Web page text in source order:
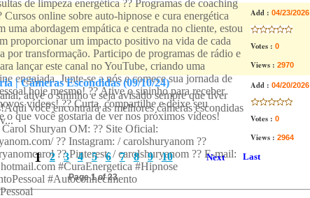
de limpeza energética ?? Programas de coaching
Cursos online sobre auto-hipnose e cura energética
uma abordagem empática e centrada no cliente, estou
proporcionar um impacto positivo na vida de cada
por transformação. Participo de programas de rádio e
lançar este canal no YouTube, criando uma
engajada. Junte-se a nós e comece sua jornada de
hoje mesmo! ?? Ative o sininho para receber
vídeos! ?? Curta, compartilhe e deixe seu
o que você gostaria de ver nos próximos vídeos!
Carol Shuryan OM: ?? Site Oficial:
?? Instagram: / carolshuryanom ??
?? Pinterest: / carolshuryanom ?? E-mail:
#CuraEnergetica #Hipnose
#Autoconhecimento
Add : 04/23/2026
Votes : 0
Views : 2970
| Câmeras Escondidas (09/10/24)
ative o sininho e seja avisado sempre que tiver
você encontrará as melhores câmeras escondidas
Add : 04/20/2026
Votes : 0
Views : 2964
1 2 3 4 5 6 7 8 9 10 Next Last
Page 1 of 23